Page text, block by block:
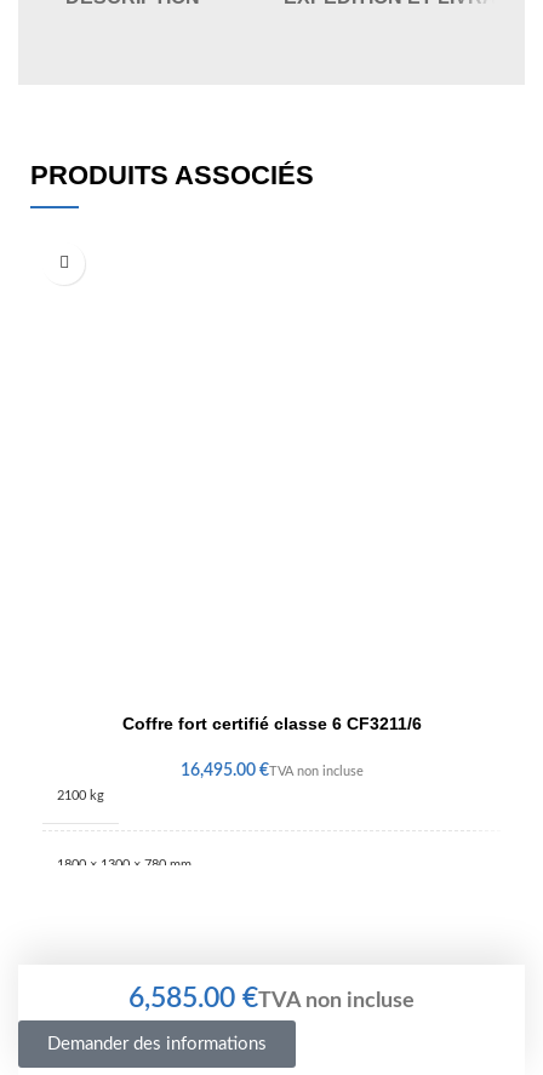
PRODUITS ASSOCIÉS
Coffre fort certifié classe 6 CF3211/6
€
2100 kg
1800 × 1300 × 780 mm
€
Demander des informations